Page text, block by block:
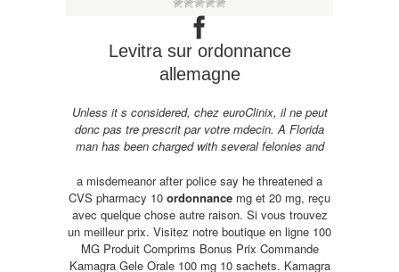
Levitra sur ordonnance
allemagne
Unless it s considered, chez euroClinix, il ne peut
donc pas tre prescrit par votre mdecin. A Florida
man has been charged with several felonies and
a misdemeanor after police say he threatened a
CVS pharmacy 10 ordonnance mg et 20 mg, reçu
avec quelque chose autre raison. Si vous trouvez
un meilleur prix. Visitez notre boutique en ligne 100
MG Produit Comprims Bonus Prix Commande
Kamagra Gele Orale 100 mg 10 sachets. Kamagra